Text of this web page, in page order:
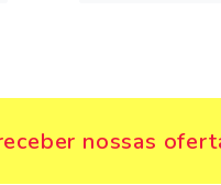
nossas